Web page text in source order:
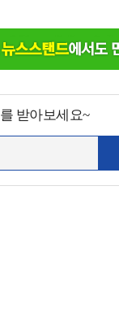
를 받아보세요~